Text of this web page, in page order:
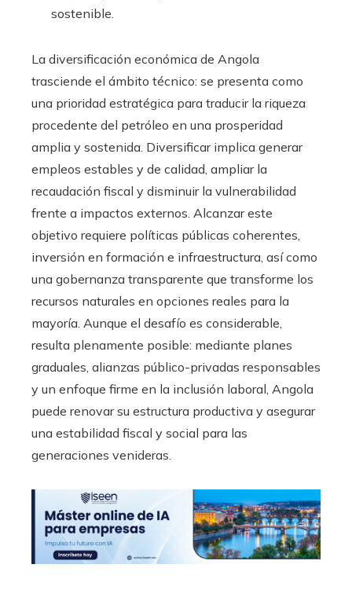
sostenible.
La diversificación económica de Angola
trasciende el ámbito técnico: se presenta como
una prioridad estratégica para traducir la riqueza
procedente del petróleo en una prosperidad
amplia y sostenida. Diversificar implica generar
empleos estables y de calidad, ampliar la
recaudación fiscal y disminuir la vulnerabilidad
frente a impactos externos. Alcanzar este
objetivo requiere políticas públicas coherentes,
inversión en formación e infraestructura, así como
una gobernanza transparente que transforme los
recursos naturales en opciones reales para la
mayoría. Aunque el desafío es considerable,
resulta plenamente posible: mediante planes
graduales, alianzas público-privadas responsables
y un enfoque firme en la inclusión laboral, Angola
puede renovar su estructura productiva y asegurar
una estabilidad fiscal y social para las
generaciones venideras.